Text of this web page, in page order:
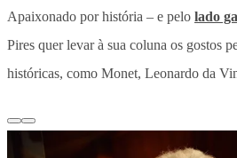
Apaixonado por história – e pelo lado
Pires quer levar à sua coluna os gostos
históricas, como Monet, Leonardo da